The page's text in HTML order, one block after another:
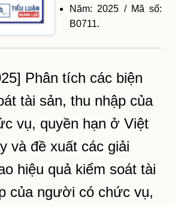
Năm: 2025 / Mã số:
B0711.
Phân tích các biện
tài sản, thu nhập của
vụ, quyền hạn ở Việt
và đề xuất các giải
hiệu quả kiểm soát tài
của người có chức vụ,